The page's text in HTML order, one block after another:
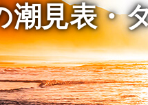
潮見表・